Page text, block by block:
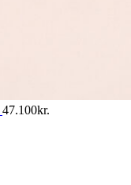
47.100kr.